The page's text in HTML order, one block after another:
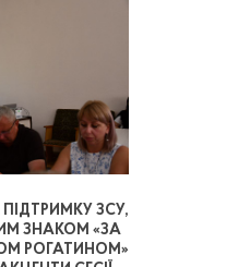
ЗСУ,
ЗНАКОМ «ЗА
РОГАТИНОМ»